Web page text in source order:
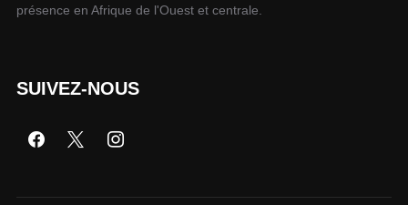
présence en Afrique de l'Ouest et centrale.
SUIVEZ-NOUS